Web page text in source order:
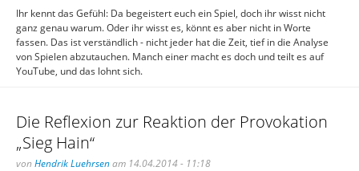
Ihr kennt das Gefühl: Da begeistert euch ein Spiel, doch ihr wisst nicht
ganz genau warum. Oder ihr wisst es, könnt es aber nicht in Worte
fassen. Das ist verständlich - nicht jeder hat die Zeit, tief in die Analyse
von Spielen abzutauchen. Manch einer macht es doch und teilt es auf
YouTube, und das lohnt sich.
Die Reflexion zur Reaktion der Provokation
„Sieg Hain“
von Hendrik Luehrsenam 14.04.2014 - 11:18